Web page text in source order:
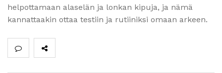
helpottamaan alaselän ja lonkan kipuja, ja nämä
kannattaakin ottaa testiin ja rutiiniksi omaan arkeen.